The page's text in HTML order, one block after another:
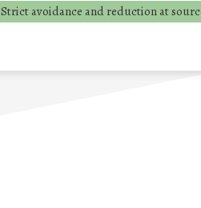
Strict avoidance and reduction at